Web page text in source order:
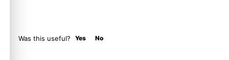
Was this useful? Yes No